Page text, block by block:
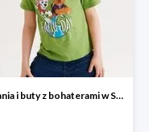
Ubrania i buty z bohaterami w Smyku do -50%